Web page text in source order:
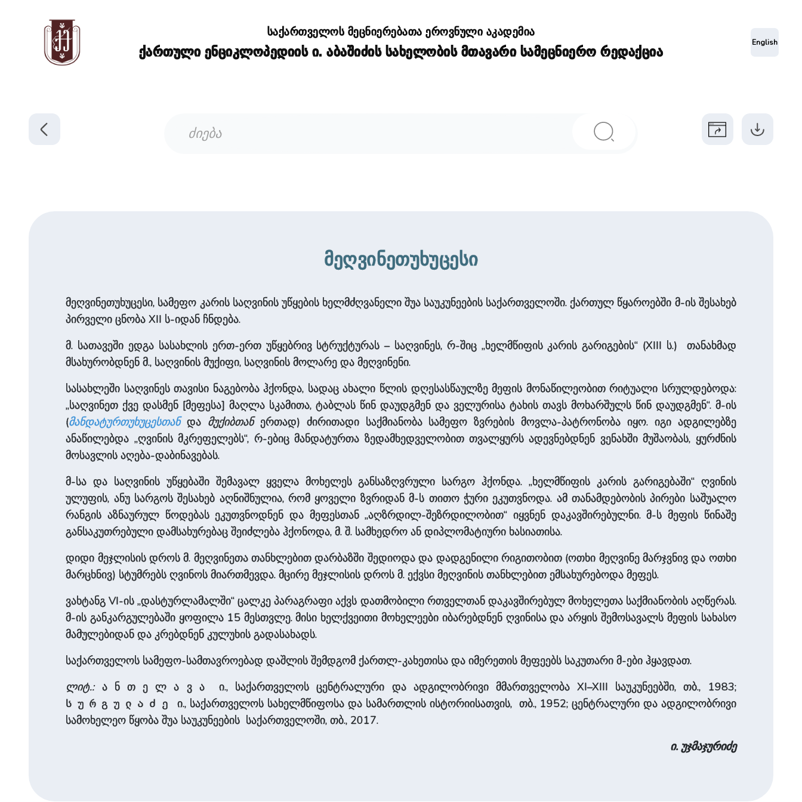
საქართველოს მეცნიერებათა ეროვნული აკადემია
ქართული ენციკლოპედიის ი. აბაშიძის სახელობის მთავარი სამეცნიერო რედაქცია
English
მეღვინეთუხუცესი
მეღვინეთუხუცესი, სამეფო კარის საღვინის უწყების ხელმძღვანელი შუა საუკუნეების საქართველოში. ქართულ წყაროებში მ-ის შესახებ
პირველი ცნობა XII ს-იდან ჩნდება.
მ. სათავეში ედგა სასახლის ერთ-ერთ უწყებრივ სტრუქტურას – საღვინეს, რ-შიც „ხელმწიფის კარის გარიგების“ (XIII ს.) თანახმად
მსახურობდნენ მ., საღვინის მუქიფი, საღვინის მოლარე და მეღვინენი.
სასახლეში საღვინეს თავისი ნაგებობა ჰქონდა, სადაც ახალი წლის დღესასწაულზე მეფის მონაწილეობით რიტუალი სრულდებოდა:
„საღვინეთ ქვე დასმენ [მეფესა] მაღლა სკამითა, ტაბლას წინ დაუდგმენ და ველურისა ტახის თავს მოხარშულს წინ დაუდგმენ“. მ-ის
(მანდატურთუხუცესთანდა მუქიბთანერთად) ძირითადი საქმიანობა სამეფო ზვრების მოვლა-პატრონობა იყო. იგი ადგილებზე
ანაწილებდა „ღვინის მკრეფელებს“, რ-ებიც მანდატურთა ზედამხედველობით თვალყურს ადევნებდნენ ვენახში მუშაობას, ყურძნის
მოსავლის აღება-დაბინავებას.
მ-სა და საღვინის უწყებაში შემავალ ყველა მოხელეს განსაზღვრული სარგო ჰქონდა. „ხელმწიფის კარის გარიგებაში“ ღვინის
ულუფის, ანუ სარგოს შესახებ აღნიშნულია, რომ ყოველი ზვრიდან მ-ს თითო ჭური ეკუთვნოდა. ამ თანამდებობის პირები საშუალო
რანგის აზნაურულ წოდებას ეკუთვნოდნენ და მეფესთან „აღზრდილ-შეზრდილობით“ იყვნენ დაკავშირებულნი. მ-ს მეფის წინაშე
განსაკუთრებული დამსახურებაც შეიძლება ჰქონოდა, მ. შ. სამხედრო ან დიპლომატიური ხასიათისა.
დიდი მეჯლისის დროს მ. მეღვინეთა თანხლებით დარბაზში შედიოდა და დადგენილი რიგითობით (ოთხი მეღვინე მარჯვნივ და ოთხი
მარცხნივ) სტუმრებს ღვინოს მიართმევდა. მცირე მეჯლისის დროს მ. ექვსი მეღვინის თანხლებით ემსახურებოდა მეფეს.
ვახტანგ VI-ის „დასტურლამალში“ ცალკე პარაგრაფი აქვს დათმობილი რთველთან დაკავშირებულ მოხელეთა საქმიანობის აღწერას.
მ-ის განკარგულებაში ყოფილა 15 მესთვლე. მისი ხელქვეითი მოხელეები იბარებდნენ ღვინისა და არყის შემოსავალს მეფის სახასო
მამულებიდან და კრებდნენ კულუხის გადასახადს.
საქართველოს სამეფო-სამთავროებად დაშლის შემდგომ ქართლ-კახეთისა და იმერეთის მეფეებს საკუთარი მ-ები ჰყავდათ.
ლიტ.:ა ნ თ ე ლ ა ვ ა ი., საქართველოს ცენტრალური და ადგილობრივი მმართველობა XI–XIII საუკუნეებში, თბ., 1983;
სურგულაძე
ი., საქართველოს სახელმწიფოსა და სამართლის ისტორიისათვის, თბ., 1952; ცენტრალური და ადგილობრივი
სამოხელეო წყობა შუა საუკუნეების საქართველოში, თბ., 2017.
ი. უჯმაჯურიძე